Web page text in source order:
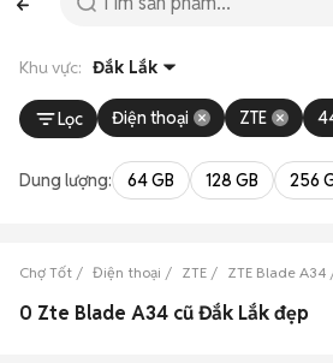
Khu vực: Đắk Lắk
Lọc Điện thoại ZTE
Dung lượng: 64 GB 128 GB 256
Chợ Tốt Điện thoại ZTE ZTE Blade A34
0 Zte Blade A34 cũ Đắk Lắk đẹp